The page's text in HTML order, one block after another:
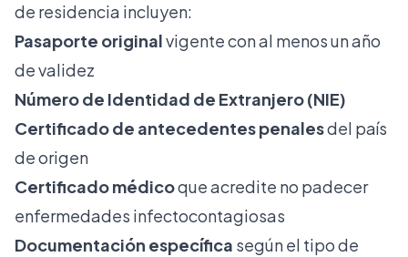
de residencia incluyen:
Pasaporte originalvigente con al menos un año
de validez
Número de Identidad de Extranjero (NIE)
Certificado de antecedentes penalesdel país
de origen
Certificado médicoque acredite no padecer
enfermedades infectocontagiosas
Documentación específica según el tipo de